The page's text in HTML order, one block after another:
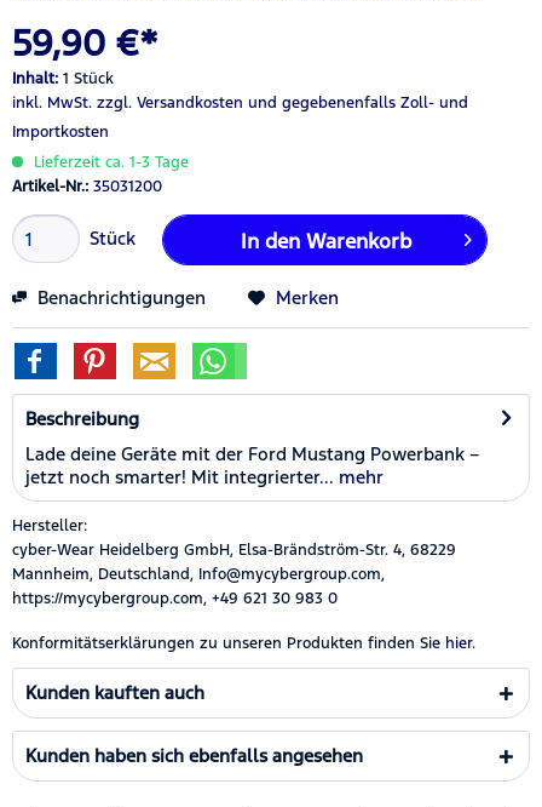
59,90 €*
Inhalt: 1 Stück
inkl. MwSt. zzgl. Versandkosten und gegebenenfalls Zoll- und
Importkosten
Lieferzeit ca. 1-3 Tage
Artikel-Nr.: 35031200
Stück In den Warenkorb
Benachrichtigungen Merken
Beschreibung
Lade deine Geräte mit der Ford Mustang Powerbank –
jetzt noch smarter! Mit integrierter... mehr
Hersteller:
cyber-Wear Heidelberg GmbH, Elsa-Brändström-Str. 4, 68229
Mannheim, Deutschland, Info@mycybergroup.com,
https://mycybergroup.com, +49 621 30 983 0
Konformitätserklärungen zu unseren Produkten finden Sie hier.
Kunden kauften auch
Kunden haben sich ebenfalls angesehen